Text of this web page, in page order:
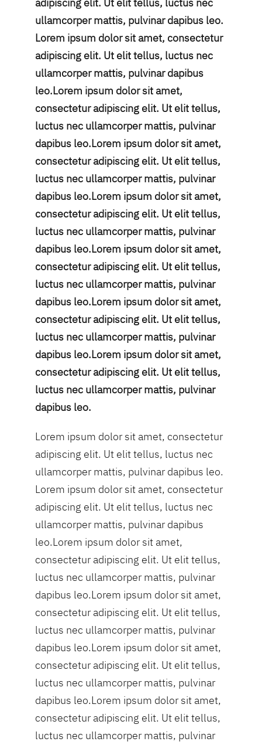
ullamcorper mattis, pulvinar dapibus leo.
Lorem ipsum dolor sit amet, consectetur
adipiscing elit. Ut elit tellus, luctus nec
ullamcorper mattis, pulvinar dapibus
leo.Lorem ipsum dolor sit amet,
consectetur adipiscing elit. Ut elit tellus,
luctus nec ullamcorper mattis, pulvinar
dapibus leo.Lorem ipsum dolor sit amet,
consectetur adipiscing elit. Ut elit tellus,
luctus nec ullamcorper mattis, pulvinar
dapibus leo.Lorem ipsum dolor sit amet,
consectetur adipiscing elit. Ut elit tellus,
luctus nec ullamcorper mattis, pulvinar
dapibus leo.Lorem ipsum dolor sit amet,
consectetur adipiscing elit. Ut elit tellus,
luctus nec ullamcorper mattis, pulvinar
dapibus leo.Lorem ipsum dolor sit amet,
consectetur adipiscing elit. Ut elit tellus,
luctus nec ullamcorper mattis, pulvinar
dapibus leo.Lorem ipsum dolor sit amet,
consectetur adipiscing elit. Ut elit tellus,
luctus nec ullamcorper mattis, pulvinar
dapibus leo.
Lorem ipsum dolor sit amet, consectetur
adipiscing elit. Ut elit tellus, luctus nec
ullamcorper mattis, pulvinar dapibus leo.
Lorem ipsum dolor sit amet, consectetur
adipiscing elit. Ut elit tellus, luctus nec
ullamcorper mattis, pulvinar dapibus
leo.Lorem ipsum dolor sit amet,
consectetur adipiscing elit. Ut elit tellus,
luctus nec ullamcorper mattis, pulvinar
dapibus leo.Lorem ipsum dolor sit amet,
consectetur adipiscing elit. Ut elit tellus,
luctus nec ullamcorper mattis, pulvinar
dapibus leo.Lorem ipsum dolor sit amet,
consectetur adipiscing elit. Ut elit tellus,
luctus nec ullamcorper mattis, pulvinar
dapibus leo.Lorem ipsum dolor sit amet,
consectetur adipiscing elit. Ut elit tellus,
luctus nec ullamcorper mattis, pulvinar